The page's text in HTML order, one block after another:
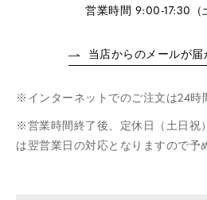
営業時間 9:00-17:30（
当店からのメールが
インターネットでのご注文は24時
営業時間終了後、定休日（土日祝
は翌営業日の対応となりますので予